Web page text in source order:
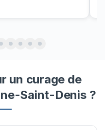
un curage de
Saint-Denis ?